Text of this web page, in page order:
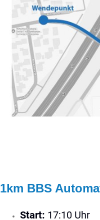
1km BBS
Start: 17:10 Uhr